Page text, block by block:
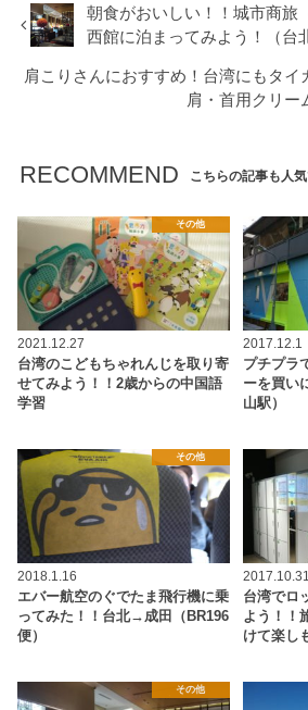
朝食がおいしい！！城市商旅
西館に泊まってみよう！（台
肩こりさんにおすすめ！台湾にもタイ
肩・首用クリー
RECOMMEND こちらの記事も人気
その他
2021.12.27
台湾のこどもちゃれんじを取り寄
せてみよう！！2歳からの中国語
学習
2017.12.1
プチプラ
ーを買い
山駅）
その他
2018.1.16
エバー航空のぐでたま飛行機に乗
ってみた！！台北→成田（BR196
便）
2017.10.31
台湾でロ
よう！！
けて楽し
その他